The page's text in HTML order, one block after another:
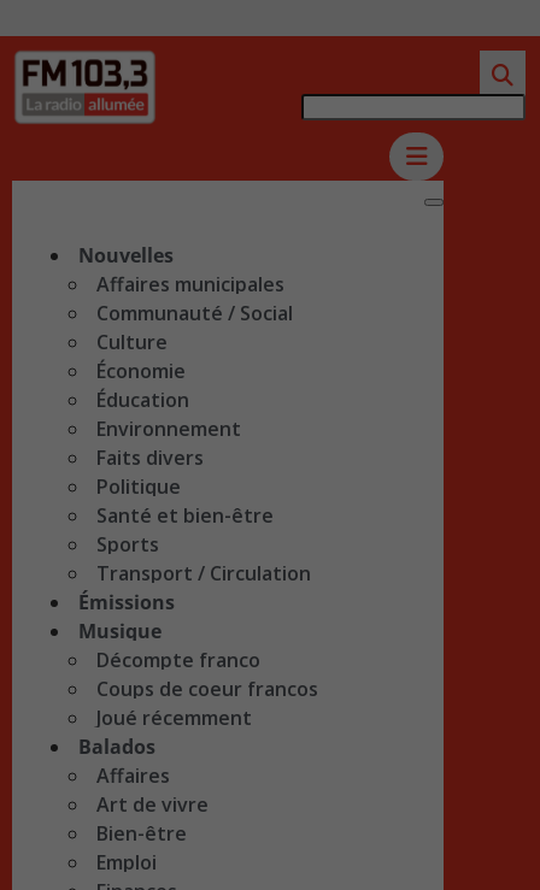
Nouvelles
Affaires municipales
Communauté / Social
Culture
Économie
Éducation
Environnement
Faits divers
Politique
Santé et bien-être
Sports
Transport / Circulation
Émissions
Musique
Décompte franco
Coups de coeur francos
Joué récemment
Balados
Affaires
Art de vivre
Bien-être
Emploi